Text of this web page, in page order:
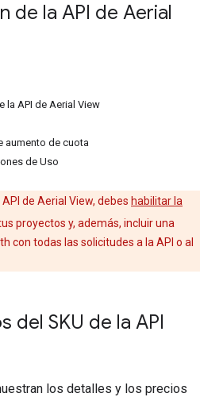
de la API de Aerial
la API de Aerial View
aumento de cuota
de Uso
de Aerial View, debes habilitar la
proyectos y, además, incluir una
con todas las solicitudes a la API o al
del SKU de la API
los detalles y los precios